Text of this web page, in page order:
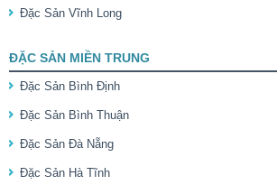
Đặc Sản Vĩnh Long
ĐẶC SẢN MIỀN TRUNG
Đặc Sản Bình Định
Đặc Sản Bình Thuận
Đặc Sản Đà Nẵng
Đặc Sản Hà Tĩnh